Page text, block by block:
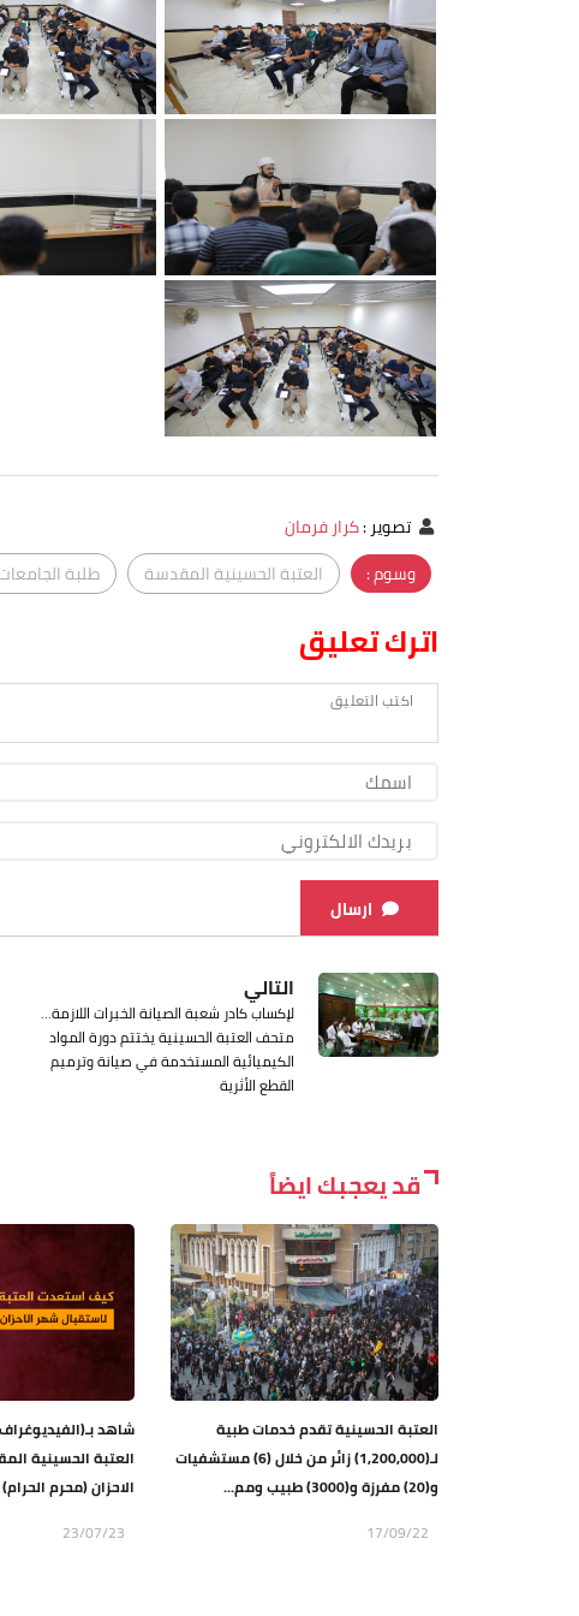
تصوير:كرار فرمان
وسوم :
العتبة الحسينية المقدسة طلبة الجامعات
اترك تعليق
ارسال
التالي
لإكساب كادر شعبة الصيانة الخبرات اللازمة...
متحف العتبة الحسينية يختتم دورة المواد
الكيميائية المستخدمة في صيانة وترميم
القطع الأثرية
قد يعجبك ايضاً
العتبة الحسينية تقدم خدمات طبية
لـ(1,200,000) زائر من خلال (6) مستشفيات
و(20) مفرزة و(3000) طبيب ومم...
17/09/22
شاهد
العتبة الحسينية
الاحزان (محرم الحرام) 1445 هـ
23/07/23